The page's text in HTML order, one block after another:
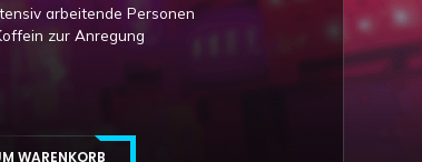
arbeitende Personen
zur Anregung
WARENKORB